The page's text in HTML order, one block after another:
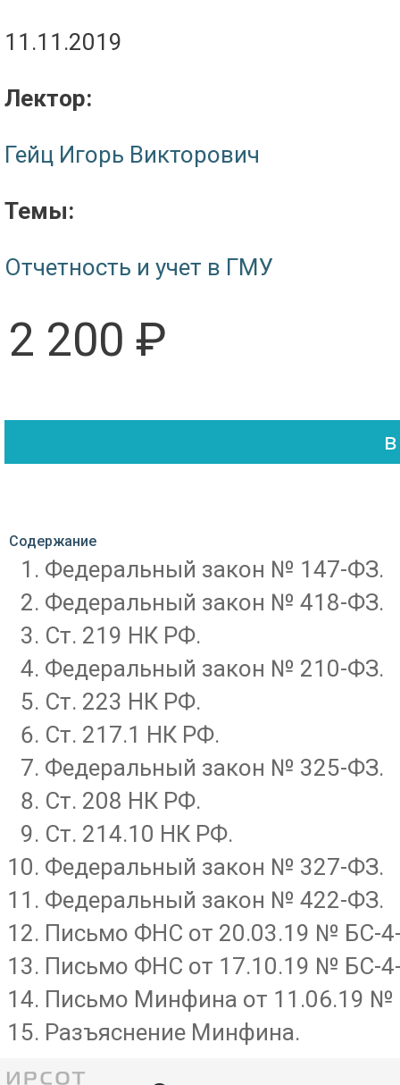
11.11.2019
Лектор:
Гейц Игорь Викторович
Темы:
Отчетность и учет в ГМУ
2 200 ₽
Содержание
Федеральный закон № 147-ФЗ.
Федеральный закон № 418-ФЗ.
Ст. 219 НК РФ.
Федеральный закон № 210-ФЗ.
Ст. 223 НК РФ.
Ст. 217.1 НК РФ.
Федеральный закон № 325-ФЗ.
Ст. 208 НК РФ.
Ст. 214.10 НК РФ.
Федеральный закон № 327-ФЗ.
Федеральный закон № 422-ФЗ.
Письмо ФНС от 20.03.19 № БС-
Письмо ФНС от 17.10.19 № БС-
Письмо Минфина от 11.06.19 №
Разъяснение Минфина.